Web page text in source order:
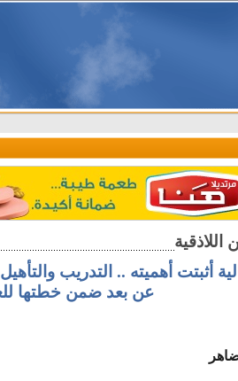
أثبتت أهميته .. التدريب
عن بعد ضمن خطتها للعام